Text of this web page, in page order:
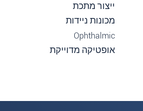
ייצור מתכת
מכונות ניידות
Ophthalmic
אופטיקה מדוייקת